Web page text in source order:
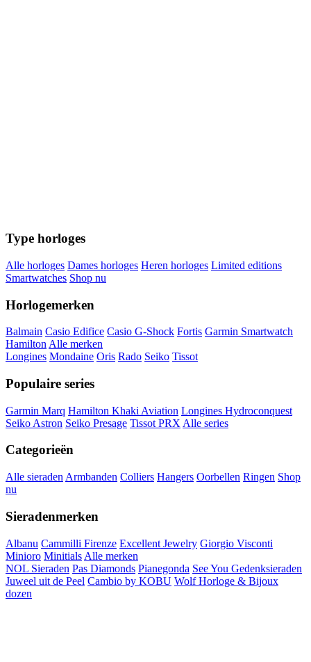
Type horloges
Alle horloges Dames horloges Heren horloges Limited editions
Smartwatches Shop nu
Horlogemerken
Balmain Casio Edifice Casio G-Shock Fortis Garmin Smartwatch
Hamilton Alle merken
Longines Mondaine Oris Rado Seiko Tissot
Populaire series
Garmin Marq Hamilton Khaki Aviation Longines Hydroconquest
Seiko Astron Seiko Presage Tissot PRX Alle series
Categorieën
Alle sieraden Armbanden Colliers Hangers Oorbellen Ringen Shop
nu
Sieradenmerken
Albanu Cammilli Firenze Excellent Jewelry Giorgio Visconti
Minioro Minitials Alle merken
NOL Sieraden Pas Diamonds Pianegonda See You Gedenksieraden
Juweel uit de Peel Cambio by KOBU Wolf Horloge & Bijoux
dozen